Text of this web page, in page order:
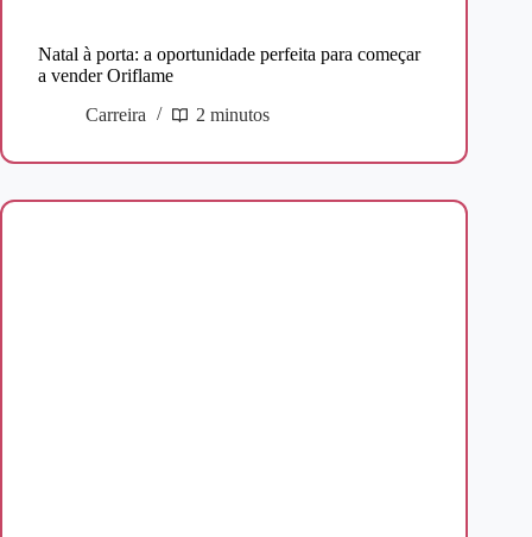
Natal à porta: a oportunidade perfeita para começar
a vender Oriflame
Carreira
2 minutos